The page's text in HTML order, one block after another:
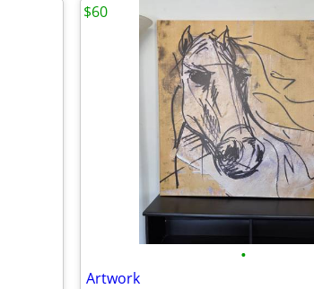
•
Artwork
$60